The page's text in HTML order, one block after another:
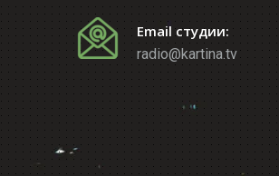
Email студии:
radio@kartina.tv